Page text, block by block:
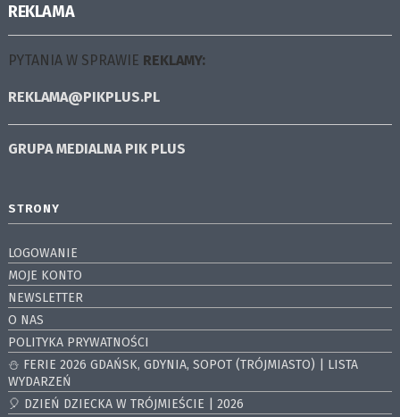
REKLAMA
PYTANIA W SPRAWIE REKLAMY:
REKLAMA@PIKPLUS.PL
GRUPA MEDIALNA PIK PLUS
STRONY
LOGOWANIE
MOJE KONTO
NEWSLETTER
O NAS
POLITYKA PRYWATNOŚCI
⛄️ FERIE 2026 GDAŃSK, GDYNIA, SOPOT (TRÓJMIASTO) | LISTA
WYDARZEŃ
🎈 DZIEŃ DZIECKA W TRÓJMIEŚCIE | 2026